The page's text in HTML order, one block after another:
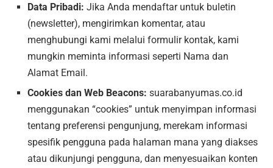
Data Pribadi: Jika Anda mendaftar untuk buletin
(newsletter), mengirimkan komentar, atau
menghubungi kami melalui formulir kontak, kami
mungkin meminta informasi seperti Nama dan
Alamat Email.
Cookies dan Web Beacons: suarabanyumas.co.id
menggunakan “cookies” untuk menyimpan informasi
tentang preferensi pengunjung, merekam informasi
spesifik pengguna pada halaman mana yang diakses
atau dikunjungi pengguna, dan menyesuaikan konten